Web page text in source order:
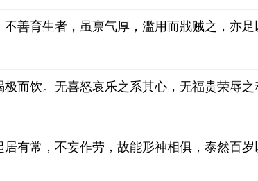
善育生者，虽禀气厚，滥用而戕贼之，亦足
而饮。无喜怒哀乐之系其心，无福贵荣辱之
有常，不妄作劳，故能形神相俱，泰然百岁